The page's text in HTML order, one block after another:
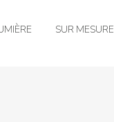
SUR MESURE